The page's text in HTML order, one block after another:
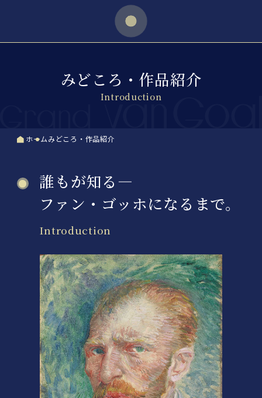
みどころ・作品紹介
Introduction
ホームみどころ・作品紹介
誰もが知る―
ファン・ゴッホになるまで。
Introduction